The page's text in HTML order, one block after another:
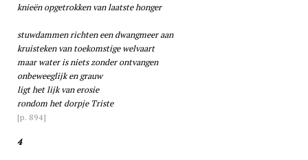
knieën opgetrokken van laatste honger
stuwdammen richten een dwangmeer aan
kruisteken van toekomstige welvaart
maar water is niets zonder ontvangen
onbeweeglijk en grauw
ligt het lijk van erosie
rondom het dorpje Triste
[p. 894]
4